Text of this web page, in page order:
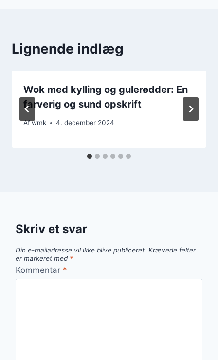
Lignende indlæg
Wok med kylling og gulerødder: En
farverig og sund opskrift
Afwmk 4. december 2024
Skriv et svar
Din e-mailadresse vil ikke blive publiceret. Krævede felter
er markeret med *
Kommentar *